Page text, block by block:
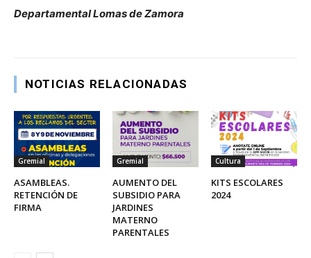
Departamental Lomas de Zamora
NOTICIAS RELACIONADAS
Gremial
ASAMBLEAS.
RETENCIÓN DE
FIRMA
Gremial
AUMENTO DEL
SUBSIDIO PARA
JARDINES
MATERNO
PARENTALES
Cultura
KITS ESCOLARES
2024